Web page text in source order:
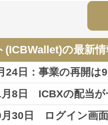
ウォレット(ICBWallet)へ
トがハッキングされてしま
いますよ。これはさすがに無
ウォレット(ICBWallet)へ
(ICBWallet)の最新情
24日：事業の再開は
8日 ICBXの配当が
ICBXの配当が一日分入っ
月30日 ログイン画